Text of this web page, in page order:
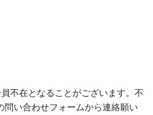
不在となることがございます。不
問い合わせフォームから連絡願い